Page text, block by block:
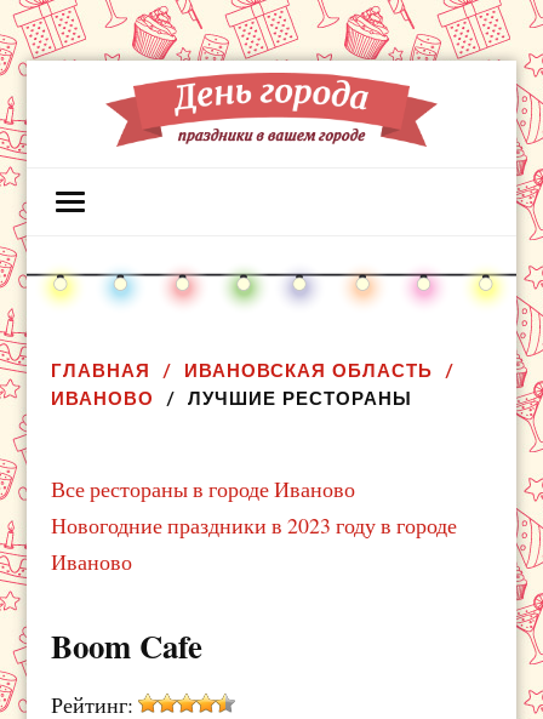
ГЛАВНАЯ
ИВАНОВСКАЯ ОБЛАСТЬ
ИВАНОВО
ЛУЧШИЕ РЕСТОРАНЫ
Все рестораны в городе Иваново
Новогодние праздники в 2023 году в городе
Иваново
Boom Cafe
Рейтинг: